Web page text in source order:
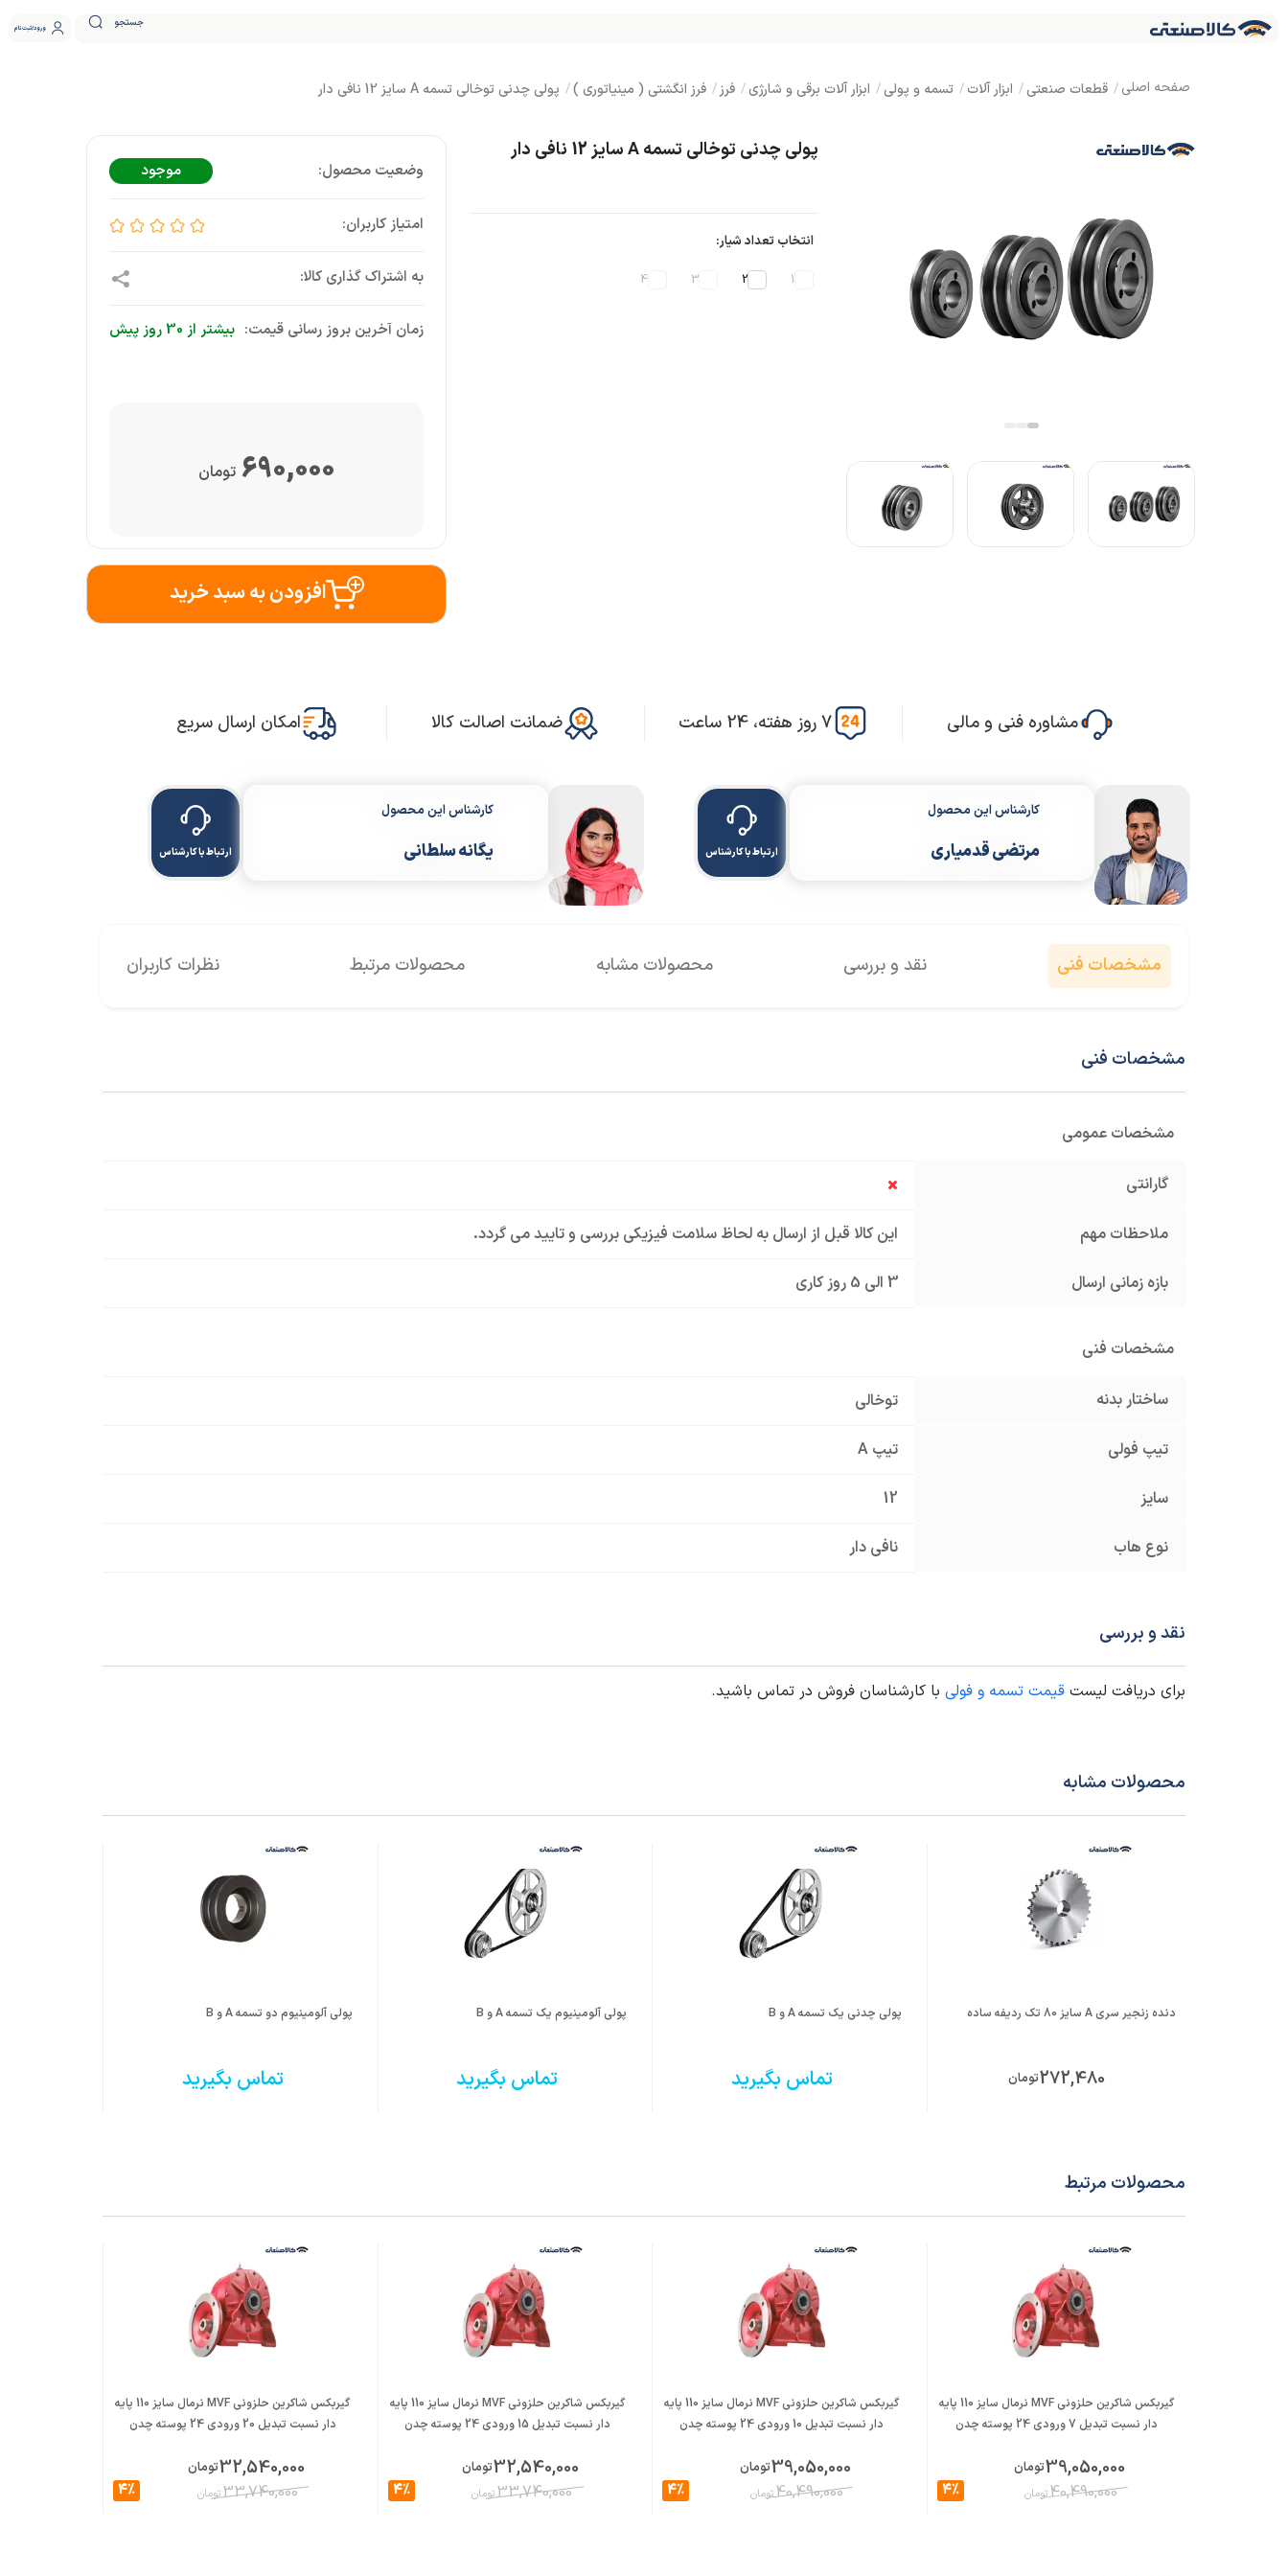
جستجو ورود ثبت نام
قطعات صنعتی ابزار آلات تسمه و پولی ابزار آلات برقی و شارژی فرز فرز انگشتی ( مینیاتوری ) پولی چدنی توخالی تسمه A سایز 12 نافی دار
پولی چدنی توخالی تسمه A سایز 12 نافی دار
انتخاب تعداد شیار:
1
2
3
4
موجود
زمان آخرین بروز رسانی قیمت: بیشتر از 30 روز پیش
690,000 تومان
افزودن به سبد خرید
مشاوره فنی و مالی 7 روز هفته، 24 ساعت ضمانت اصالت کالا امکان ارسال سریع
کارشناس این محصول
مرتضی قدمیاری ارتباط با کارشناس
کارشناس این محصول
یگانه سلطانی ارتباط با کارشناس
مشخصات فنی نقد و بررسی محصولات مشابه محصولات مرتبط نظرات کاربران
مشخصات فنی
مشخصات عمومی
گارانتی
ملاحظات مهم این کالا قبل از ارسال به لحاظ سلامت فیزیکی بررسی و تایید می گردد.
بازه زمانی ارسال 3 الی 5 روز کاری
مشخصات فنی
ساختار بدنه توخالی
تیپ فولی تیپ A
سایز 12
نوع هاب نافی دار
نقد و بررسی
برای دریافت لیست قیمت تسمه و فولی با کارشناسان فروش در تماس باشید.
محصولات مشابه
دنده زنجیر سری A سایز 80 تک ردیفه ساده
272,480تومان
پولی چدنی یک تسمه A و B
تماس بگیرید
پولی آلومینیوم یک تسمه A و B
تماس بگیرید
پولی آلومینیوم دو تسمه A و B
تماس بگیرید
محصولات مرتبط
گیربکس شاکرین حلزونی MVF نرمال سایز 110 پایه
دار نسبت تبدیل 7 ورودی 24 پوسته چدن
39,050,000تومان
40,490,000تومان 4%
گیربکس شاکرین حلزونی MVF نرمال سایز 110 پایه
دار نسبت تبدیل 10 ورودی 24 پوسته چدن
39,050,000تومان
40,490,000تومان 4%
گیربکس شاکرین حلزونی MVF نرمال سایز 110 پایه
دار نسبت تبدیل 15 ورودی 24 پوسته چدن
32,540,000تومان
33,740,000تومان 4%
گیربکس شاکرین حلزونی MVF نرمال سایز 110 پایه
دار نسبت تبدیل 20 ورودی 24 پوسته چدن
32,540,000تومان
33,740,000تومان 4%